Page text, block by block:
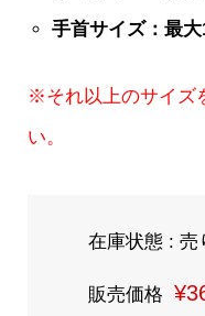
手首サイズ：最大
※それ以上のサイズ
い。
在庫状態 : 売
販売価格